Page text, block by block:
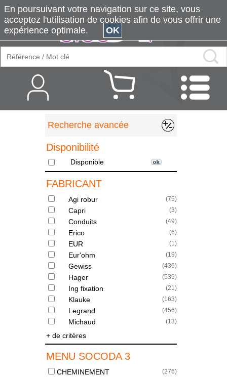
Recherche avancée
Disponibilité
Disponible
FABRICANT
Agi robur (75)
Capri (3)
Conduits (49)
Erico (6)
EUR (1)
Eur'ohm (19)
Gewiss (436)
Hager (539)
Ing fixation (21)
Klauke (163)
Legrand (456)
Michaud (13)
+ de critères
MENU SOCODA 3
CHEMINEMENT (276)
En poursuivant votre navigation sur ce site, vous
acceptez l'utilisation de cookies afin de vous offrir une
expérience optimale.
OK